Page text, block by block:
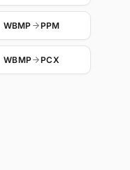
WBMP PPM
WBMP PCX